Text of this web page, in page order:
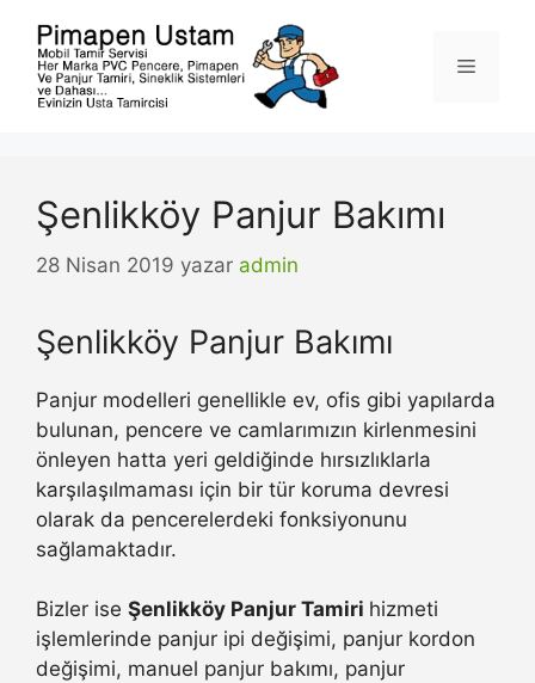
Menü
Şenlikköy Panjur Bakımı
28 Nisan 2019 yazar admin
Şenlikköy Panjur Bakımı
Panjur modelleri genellikle ev, ofis gibi yapılarda
bulunan, pencere ve camlarımızın kirlenmesini
önleyen hatta yeri geldiğinde hırsızlıklarla
karşılaşılmaması için bir tür koruma devresi
olarak da pencerelerdeki fonksiyonunu
sağlamaktadır.
Bizler ise Şenlikköy Panjur Tamiri hizmeti
işlemlerinde panjur ipi değişimi, panjur kordon
değişimi, manuel panjur bakımı, panjur